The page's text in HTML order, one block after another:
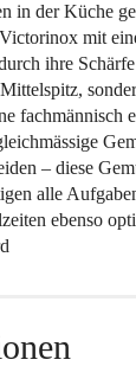
in der Küche
mit
ihre
fachmännisch
– diese
alle
ebenso